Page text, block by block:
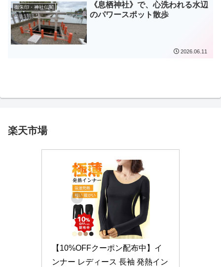
御朱印・神社仏閣
《息栖神社》で、心洗われる水辺
のパワースポット散歩
2026.06.11
楽天市場
【10%OFFクーポン配布中】イ
ンナー レディース 長袖 発熱イン